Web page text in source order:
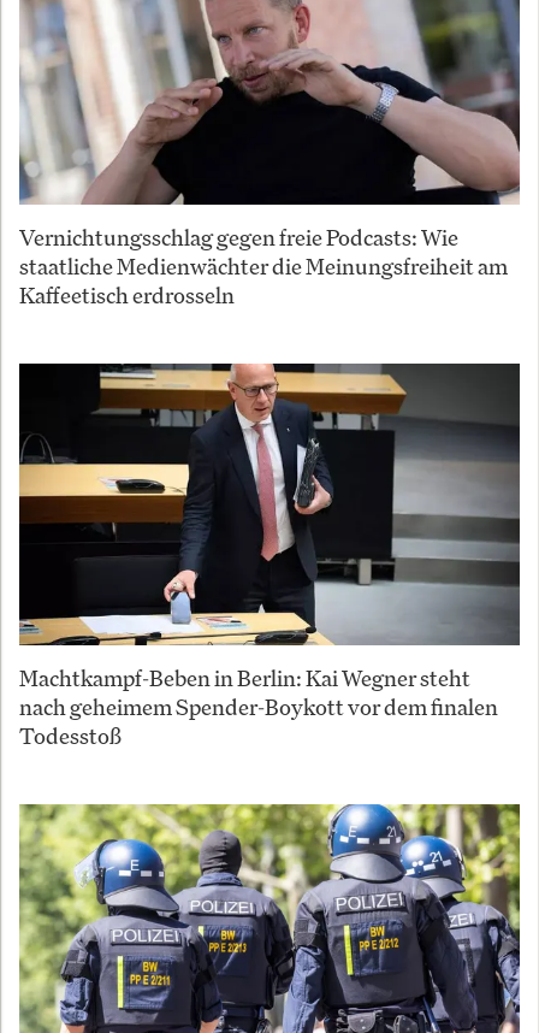
Vernichtungsschlag gegen freie Podcasts: Wie
staatliche Medienwächter die Meinungsfreiheit am
Kaffeetisch erdrosseln
Machtkampf-Beben in Berlin: Kai Wegner steht
nach geheimem Spender-Boykott vor dem finalen
Todesstoß